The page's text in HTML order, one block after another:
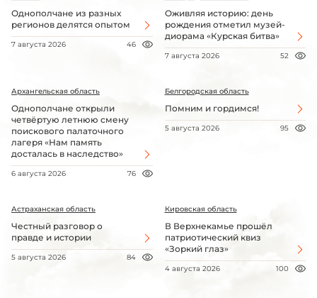
Однополчане из разных
регионов делятся опытом
7 августа 2026 46
Оживляя историю: день
рождения отметил музей-
диорама «Курская битва»
7 августа 2026 52
Архангельская область
Однополчане открыли
четвёртую летнюю смену
поискового палаточного
лагеря «Нам память
досталась в наследство»
6 августа 2026 76
Белгородская область
Помним и гордимся!
5 августа 2026 95
Астраханская область
Честный разговор о
правде и истории
5 августа 2026 84
Кировская область
В Верхнекамье прошёл
патриотический квиз
«Зоркий глаз»
4 августа 2026 100